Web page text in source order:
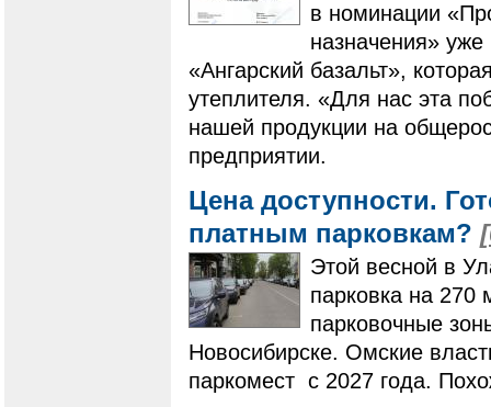
в номинации
назначения»
«Ангарский базальт»,
утеплителя. «Для нас эта
нашей продукции на
предприятии.
Цена доступности.
платным парковкам?
Этой весной в
парковка на 270
парковочные
Новосибирске. Омские
паркомест с 2027 года.